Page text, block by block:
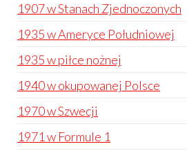
1907 w Stanach Zjednoczonych
1935 w Ameryce Południowej
1935 w piłce nożnej
1940 w okupowanej Polsce
1970 w Szwecji
1971 w Formule 1